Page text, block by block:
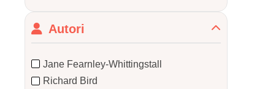
Autori
Jane Fearnley-Whittingstall
Richard Bird